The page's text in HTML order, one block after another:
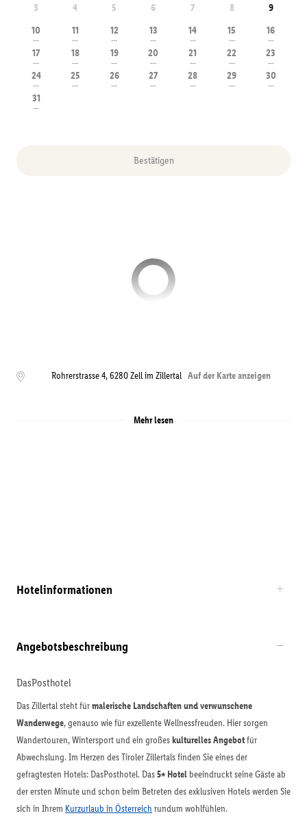
3
4 5 6 7 8
9
10
---
11
---
12
---
13
---
14
---
15
---
16
---
17
---
18
---
19
---
20
---
21
---
22
---
23
---
24
---
25
---
26
---
27
---
28
---
29
---
30
---
31
---
Bestätigen
Rohrerstrasse 4,6280 Zell im Zillertal Auf der Karte anzeigen
Mehr lesen
Hotelinformationen
Angebotsbeschreibung
DasPosthotel
Das Zillertal steht fürmalerische Landschaften und verwunschene
Wanderwege, genauso wie für exzellente Wellnessfreuden. Hier sorgen
Wandertouren, Wintersport und ein großeskulturelles Angebotfür
Abwechslung. Im Herzen des Tiroler Zillertals finden Sie eines der
gefragtesten Hotels: DasPosthotel. Das5⭑ Hotel beeindruckt seine Gäste ab
der ersten Minute und schon beim Betreten des exklusiven Hotels werden Sie
sich in Ihrem Kurzurlaub in Österreich rundum wohlfühlen.